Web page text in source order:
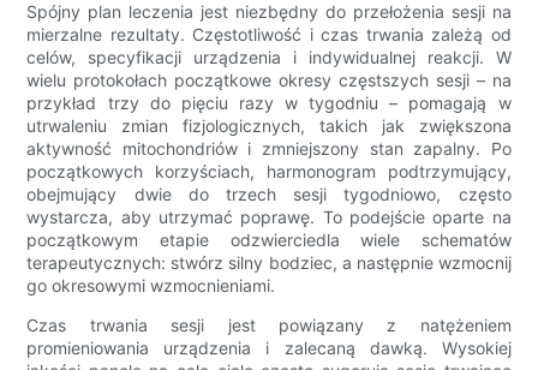
Spójny plan leczenia jest niezbędny do przełożenia sesji na
mierzalne rezultaty. Częstotliwość i czas trwania zależą od
celów, specyfikacji urządzenia i indywidualnej reakcji. W
wielu protokołach początkowe okresy częstszych sesji – na
przykład trzy do pięciu razy w tygodniu – pomagają w
utrwaleniu zmian fizjologicznych, takich jak zwiększona
aktywność mitochondriów i zmniejszony stan zapalny. Po
początkowych korzyściach, harmonogram podtrzymujący,
obejmujący dwie do trzech sesji tygodniowo, często
wystarcza, aby utrzymać poprawę. To podejście oparte na
początkowym etapie odzwierciedla wiele schematów
terapeutycznych: stwórz silny bodziec, a następnie wzmocnij
go okresowymi wzmocnieniami.
Czas trwania sesji jest powiązany z natężeniem
promieniowania urządzenia i zalecaną dawką. Wysokiej